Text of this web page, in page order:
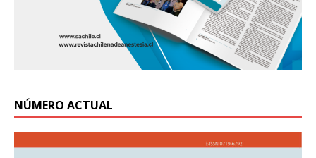
NÚMERO ACTUAL